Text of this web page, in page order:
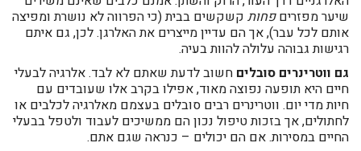
שיער מפזריםפחות קשקשים בבית (כי הפרווה לא נושרת ומפיצה
אותם לכל עבר), אך הם עדיין מייצרים את האלרגן. לכן, גם איתם
רגישות גבוהה עלולה להוות בעיה.
גם ווטרינרים סובלים חשוב לדעת שאתם לא לבד. אלרגיה לבעלי
חיים היא תופעה נפוצה מאוד, אפילו בקרב אלו שעובדים עם
חיות מדי יום. ווטרינרים רבים סובלים בעצמם מאלרגיה לכלבים או
לחתולים, אך בזכות טיפול נכון הם ממשיכים לעבוד ולטפל בבעלי
החיים במסירות. אם הם יכולים – כנראה שגם אתם.